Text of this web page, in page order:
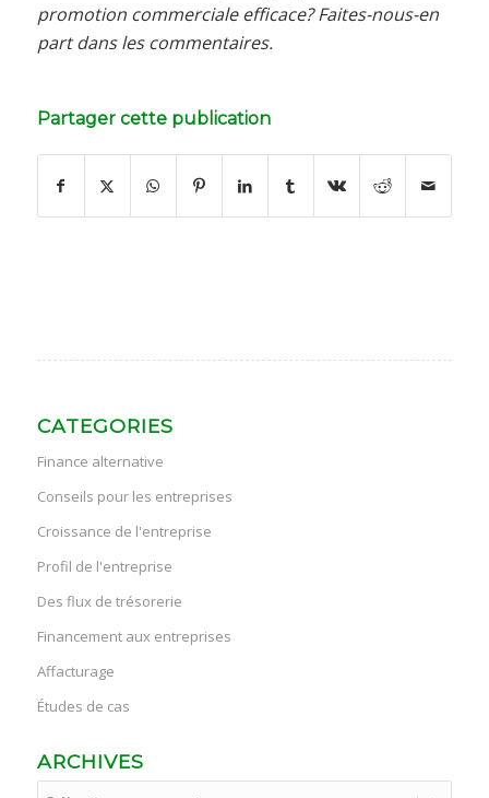
promotion commerciale efficace? Faites-nous-en
part dans les commentaires.
Partager cette publication
CATEGORIES
Finance alternative
Conseils pour les entreprises
Croissance de l'entreprise
Profil de l'entreprise
Des flux de trésorerie
Financement aux entreprises
Affacturage
Études de cas
ARCHIVES